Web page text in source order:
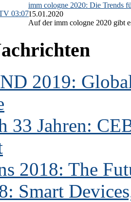
03:07
imm cologne 2020: Die Trends
15.01.2020
Auf der imm cologne 2020 gibt
2019:
33 Jahren:
2018: The
Smart